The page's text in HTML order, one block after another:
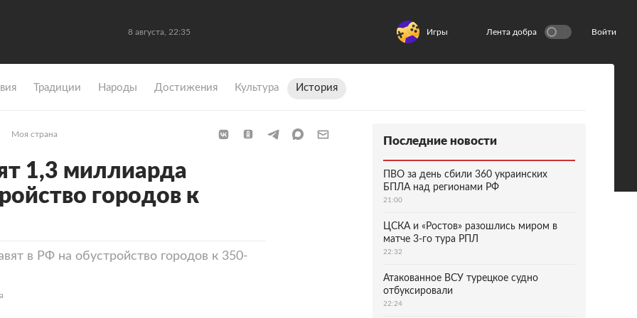
8 августа, 22:35 Игры Лента добра Войти
Традиции Народы Достижения Культура История
Моя страна
1,3 миллиарда
городов к
в РФ на обустройство городов к 350-
Последние новости
ПВО за день сбили 360 украинских
БПЛА над регионами РФ
21:00
ЦСКА и «Ростов» разошлись миром в
матче 3-го тура РПЛ
22:32
Атакованное ВСУ турецкое судно
отбуксировали
22:24